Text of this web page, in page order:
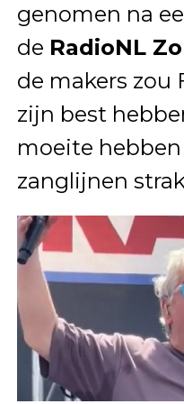
genomen na
de RadioNL
de makers zou
zijn best
moeite
zanglijnen